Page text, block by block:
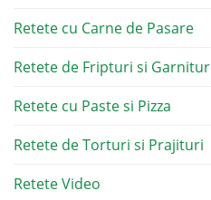
Retete cu Carne de Pasare
Retete de Fripturi si
Retete cu Paste si Pizza
Retete de Torturi si Prajituri
Retete Video